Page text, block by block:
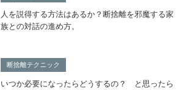
人を説得する方法はあるか？断捨離を邪魔する家
族との対話の進め方。
断捨離テクニック
いつか必要になったらどうするの？ と思ったら